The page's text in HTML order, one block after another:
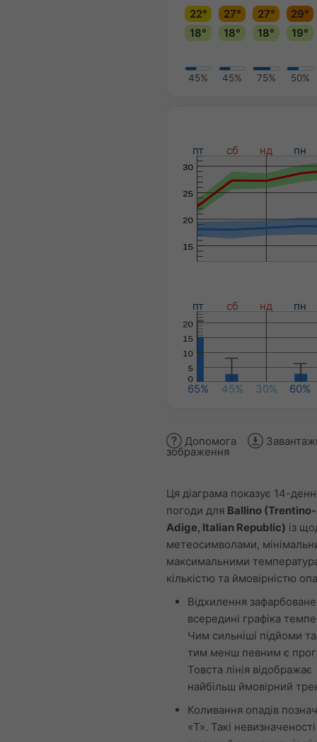
22° 27° 27°
29°
18°
18° 18° 19°
45% 45% 75% 50%
пт сб нд пн
пт сб нд пн
65% 45% 30% 60%
Допомога
зображення
Ця діаграма показує 14-
погоди для Ballino
Adige, Italian Republic) із
метеосимволами,
максимальними
кількістю та ймовірністю
Відхилення зафарбоване
всередині графіка
Чим сильніші підйоми
тим менш певним є
Товста лінія відображає
найбільш ймовірний
Коливання опадів
«T». Такі невизначеності